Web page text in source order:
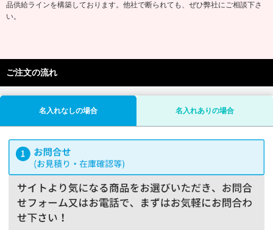
品供給ラインを構築しております。他社で断られても、ぜひ弊社にご相談下さ
い。
ご注文の流れ
名入れなしの場合 名入れありの場合